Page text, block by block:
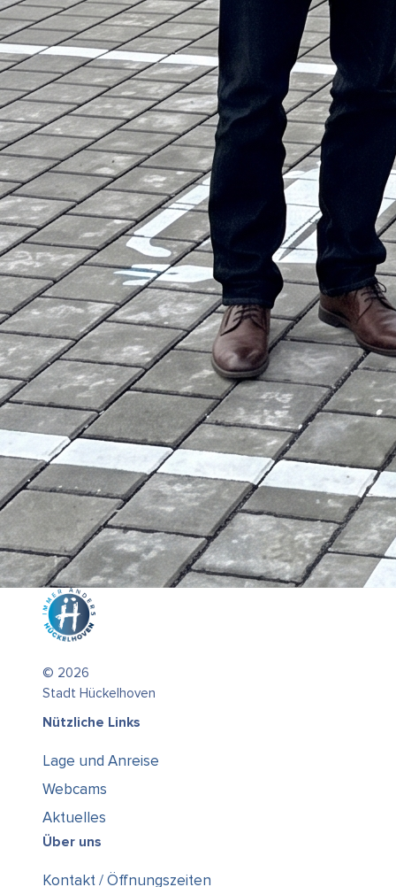
© 2026
Stadt Hückelhoven
Nützliche Links
Lage und Anreise
Webcams
Aktuelles
Über uns
Kontakt / Öffnungszeiten